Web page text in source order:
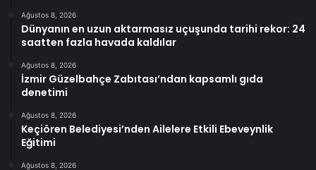
Ağustos 8, 2026
Dünyanın en uzun aktarmasız uçuşunda tarihi rekor: 24
saatten fazla havada kaldılar
Ağustos 8, 2026
İzmir Güzelbahçe Zabıtası’ndan kapsamlı gıda
denetimi
Ağustos 8, 2026
Keçiören Belediyesi’nden Ailelere Etkili Ebeveynlik
Eğitimi
Ağustos 8, 2026